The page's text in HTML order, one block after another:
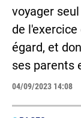
voyager
de
égard, et
ses parents
04/09/2023 14:08